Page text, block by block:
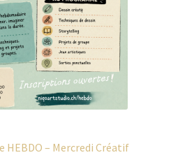
HEBDO – Mercredi Créatif